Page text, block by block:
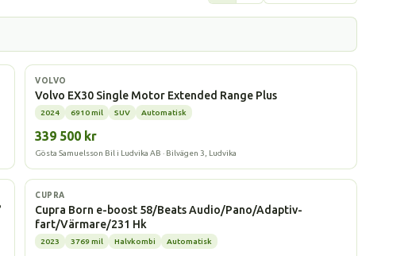
Elbil
VOLVO
Volvo EX30 Single Motor Extended Range Plus
2024 6910 mil SUV Automatisk
339 500 kr
Gösta Samuelsson Bil i Ludvika AB · Bilvägen 3, Ludvika
Elbil
CUPRA
Cupra Born e-boost 58/Beats Audio/Pano/Adaptiv-
fart/Värmare/231 Hk
2023 3769 mil Halvkombi Automatisk